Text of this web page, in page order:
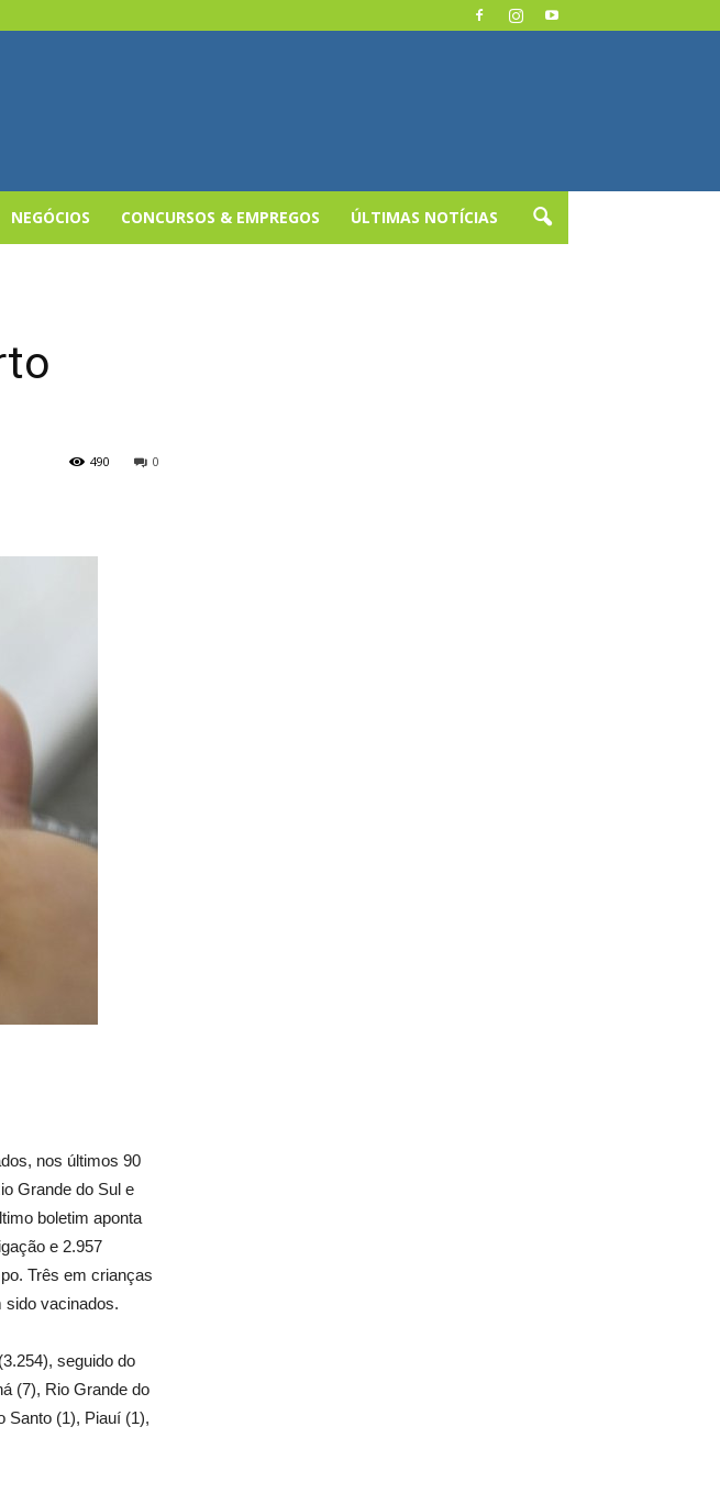
NEGÓCIOS CONCURSOS & EMPREGOS ÚLTIMAS NOTÍCIAS
0
490
nos últimos 90
Grande do Sul e
boletim aponta
e 2.957
Três em crianças
sido vacinados.
seguido do
(7), Rio Grande do
Santo (1), Piauí (1),